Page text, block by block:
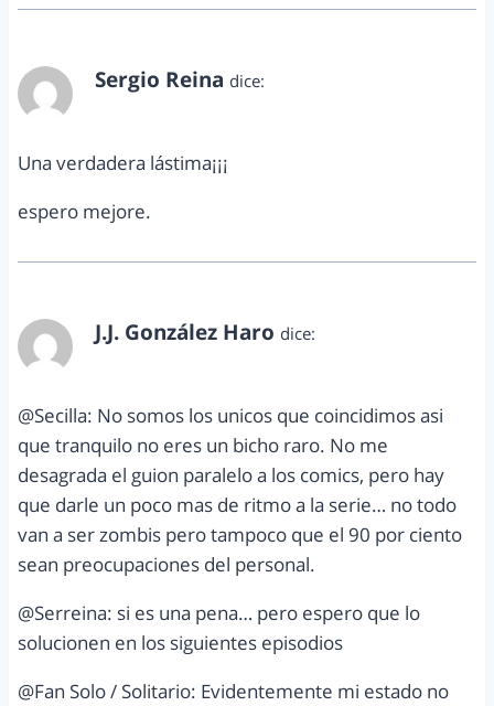
Sergio Reina dice:
Una verdadera lástima¡¡¡
espero mejore.
J.J. González Haro dice:
@Secilla: No somos los unicos que coincidimos asi
que tranquilo no eres un bicho raro. No me
desagrada el guion paralelo a los comics, pero hay
que darle un poco mas de ritmo a la serie… no todo
van a ser zombis pero tampoco que el 90 por ciento
sean preocupaciones del personal.
@Serreina: si es una pena… pero espero que lo
solucionen en los siguientes episodios
@Fan Solo / Solitario: Evidentemente mi estado no